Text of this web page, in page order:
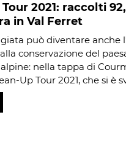
2021: raccolti
in Val Ferret
può diventare anche
conservazione del
nella tappa di
Up Tour 2021, che si è